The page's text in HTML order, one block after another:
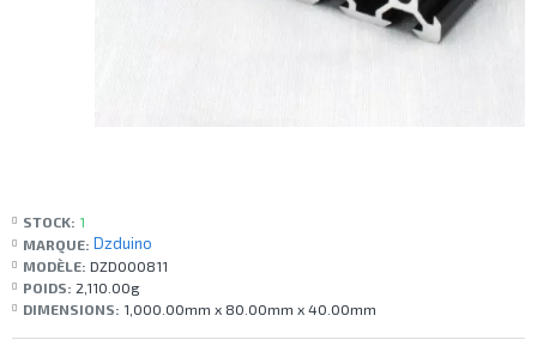
STOCK: 1
MARQUE: Dzduino
MODÈLE: DZD000811
POIDS: 2,110.00g
DIMENSIONS: 1,000.00mm x 80.00mm x 40.00mm